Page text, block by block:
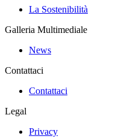
La Sostenibilità
Galleria Multimediale
News
Contattaci
Contattaci
Legal
Privacy